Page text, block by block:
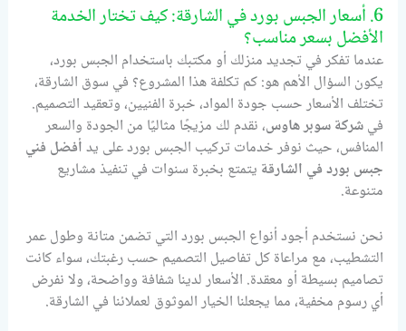
6. أسعار الجبس بورد في الشارقة: كيف تختار الخدمة
الأفضل بسعر مناسب؟
عندما تفكر في تجديد منزلك أو مكتبك باستخدام الجبس بورد،
يكون السؤال الأهم هو: كم تكلفة هذا المشروع؟ في سوق الشارقة،
تختلف الأسعار حسب جودة المواد، خبرة الفنيين، وتعقيد التصميم.
فيشركة سوبر هاوس، نقدم لك مزيجًا مثاليًا من الجودة والسعر
المنافس، حيث نوفر خدمات تركيب الجبس بورد على يدأفضل فني
جبس بورد في الشارقة يتمتع بخبرة سنوات في تنفيذ مشاريع
متنوعة.
نحن نستخدم أجود أنواع الجبس بورد التي تضمن متانة وطول عمر
التشطيب، مع مراعاة كل تفاصيل التصميم حسب رغبتك، سواء كانت
تصاميم بسيطة أو معقدة. الأسعار لدينا شفافة وواضحة، ولا نفرض
أي رسوم مخفية، مما يجعلنا الخيار الموثوق لعملائنا في الشارقة.